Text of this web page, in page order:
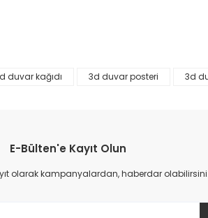
duvar kağıdı 3d duvar posteri 3d
E-Bülten'e Kayıt Olun
olarak kampanyalardan, haberdar